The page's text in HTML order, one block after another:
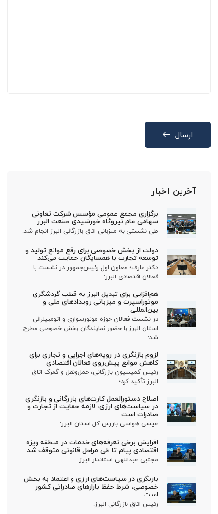
ارسال
آخرین اخبار
برگزاری مجمع عمومی مؤسس شرکت تعاونی
سهامی عام نیروگاه خورشیدی صنعت البرز
طی نشستی به میزبانی اتاق بازرگانی البرز انجام شد:
دولت از بخش خصوصی برای رفع موانع تولید و
توسعه تجارت با همسایگان حمایت می‌کند
دکتر عارف؛ معاون اول رئیس‌جمهور در نشست با
فعالان اقتصادی البرز:
هم‌افزایی برای تبدیل البرز به قطب گردشگری
موتوراسپرت و میزبانی رویدادهای ملی و
بین‌المللی
در نشست فعالان حوزه موتورسواری و اتومبیلرانی
استان البرز با حضور نمایندگان بخش خصوصی مطرح
شد:
لزوم بازنگری در رویه‌های اجرایی و تجاری برای
کاهش موانع پیش‌روی فعالان اقتصادی
رئیس کمیسیون بازرگانی، حمل‌ونقل و گمرک اتاق
البرز تأکید کرد؛
اصلاح دستورالعمل کارت‌های بازرگانی و بازنگری
در سیاست‌های ارزی، لازمه حمایت از تجارت و
صادرات است
عیسی هواسی بازرس کل استان البرز:
افزایش برخی تعرفه‌های خدمات در منطقه ویژه
اقتصادی پیام تا طی مراحل قانونی متوقف شد
مجتبی عبداللهی استاندار البرز:
بازنگری در سیاست‌های ارزی و اعتماد به بخش
خصوصی، شرط حفظ بازارهای صادراتی کشور
است
رئیس اتاق بازرگانی البرز: